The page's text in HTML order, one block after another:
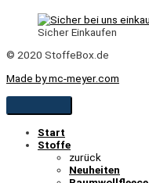
Sicher Einkaufen
© 2020 StoffeBox.de
Made by mc-meyer.com
Start
Stoffe
zurück
Neuheiten